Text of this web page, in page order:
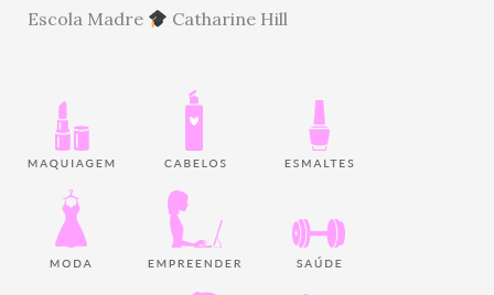
Escola Madre
Catharine Hill